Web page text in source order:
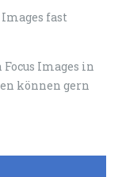
fast
Images in
können gern